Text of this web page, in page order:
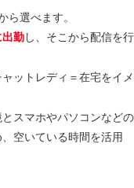
選べます。
勤し、そこから配信を行
ットレディ＝在宅をイメ
スマホやパソコンなどの
空いている時間を活用